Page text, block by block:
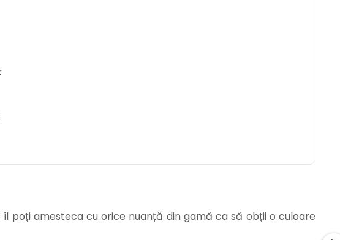
îl poți amesteca cu orice nuanță din gamă ca să obții o culoare